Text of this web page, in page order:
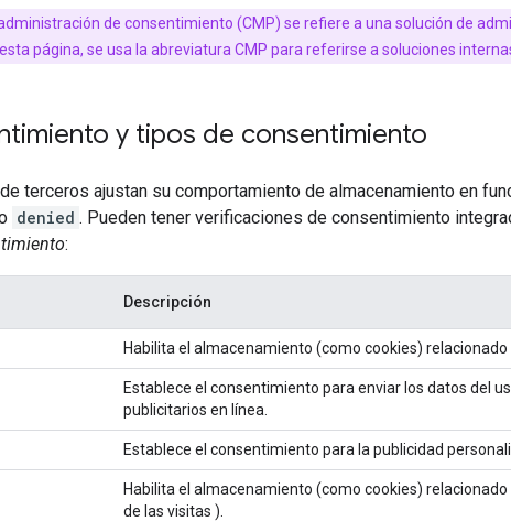
de consentimiento (CMP) se refiere a una solución de
página, se usa la abreviatura CMP para referirse a soluciones
y tipos de consentimiento
terceros ajustan su comportamiento de almacenamiento en
denied . Pueden tener verificaciones de consentimiento
:
Descripción
Habilita el almacenamiento (como cookies) relacionado
Establece el consentimiento para enviar los datos del
publicitarios en línea.
Establece el consentimiento para la publicidad
Habilita el almacenamiento (como cookies)
de las visitas ).